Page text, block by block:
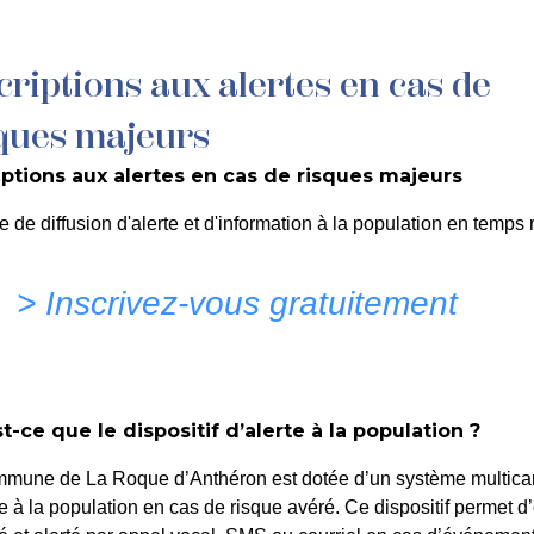
QUOTIDIEN DÉCOUVRIR LA ROQUE
Stationnement –
– Forum des
et Culturel
aux alertes en cas de
majeurs
aux alertes en cas de risques majeurs
de diffusion d'alerte et d'information à la population en temps
> Inscrivez-vous gratuitement
ce que le dispositif d’alerte à la population ?
de La Roque d’Anthéron est dotée d’un système
à la population en cas de risque avéré. Ce dispositif permet